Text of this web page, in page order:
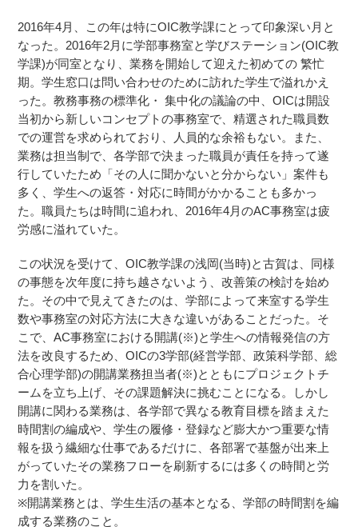
2016年4月、この年は特にOIC教学課にとって印象深い月と
なった。2016年2月に学部事務室と学びステーション(OIC教
学課)が同室となり、業務を開始して迎えた初めての 繁忙
期。学生窓口は問い合わせのために訪れた学生で溢れかえ
った。教務事務の標準化・ 集中化の議論の中、OICは開設
当初から新しいコンセプトの事務室で、精選された職員数
での運営を求められており、人員的な余裕もない。また、
業務は担当制で、各学部で決まった職員が責任を持って遂
行していたため「その人に聞かないと分からない」案件も
多く、学生への返答・対応に時間がかかることも多かっ
た。職員たちは時間に追われ、2016年4月のAC事務室は疲
労感に溢れていた。
この状況を受けて、OIC教学課の浅岡(当時)と古賀は、同様
の事態を次年度に持ち越さないよう、改善策の検討を始め
た。その中で見えてきたのは、学部によって来室する学生
数や事務室の対応方法に大きな違いがあることだった。そ
こで、AC事務室における開講(※)と学生への情報発信の方
法を改良するため、OICの3学部(経営学部、政策科学部、総
合心理学部)の開講業務担当者(※)とともにプロジェクトチ
ームを立ち上げ、その課題解決に挑むことになる。しかし
開講に関わる業務は、各学部で異なる教育目標を踏まえた
時間割の編成や、学生の履修・登録など膨大かつ重要な情
報を扱う繊細な仕事であるだけに、各部署で基盤が出来上
がっていたその業務フローを刷新するには多くの時間と労
力を割いた。
※開講業務とは、学生生活の基本となる、学部の時間割を編
成する業務のこと。